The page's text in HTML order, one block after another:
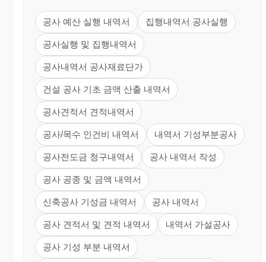
공사 예산 실행 내역서 집행내역서 공사실행
공사실행 및 집행내역서
공사내역서 공사재료단가
건설 공사 기초 금액 산출 내역서
공사견적서 견적내역서
공사/목수 인건비 내역서 내역서 기성부분공사
공사전도금 청구내역서 공사 내역서 작성
공사 공종 및 금액 내역서
신축공사 기성금 내역서 공사 내역서
공사 견적서 및 견적 내역서 내역서 가설공사
공사 기성 부분 내역서